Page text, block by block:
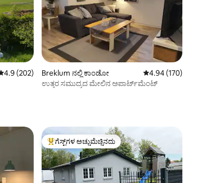
ರಲ್ಲಿ 4.9 ಸರಾಸರಿ ರೇಟಿಂಗ್, 202 ವಿಮರ್ಶೆಗಳು
4.9 (202)
Breklum ನಲ್ಲಿ ಕಾಂಡೋ 5 ರಲ್ಲಿ 4.94 ಸರಾಸರಿ
4.94 (170)
ಉತ್ತರ ಸಮುದ್ರದ ಮೇಲಿನ ಅಪಾರ್ಟ್‌ಮೆಂಟ್
ಗೆಸ್ಟ್‌ಗಳಿಗೆ ಅತಿ ಹೆಚ್ಚು ಅಚ್ಚುಮೆಚ್ಚಿನದು
ಗೆಸ್ಟ್‌ಗಳ ಅಚ್ಚುಮೆಚ್ಚಿನದು